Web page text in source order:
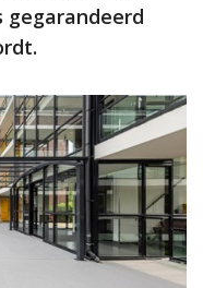
gegarandeerd